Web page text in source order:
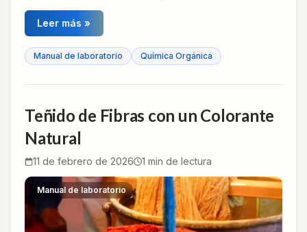
Leer más »
Manual de laboratorio Química Orgánica
Teñido de Fibras con un Colorante
Natural
11 de febrero de 2026 1 min de lectura
Manual de laboratorio